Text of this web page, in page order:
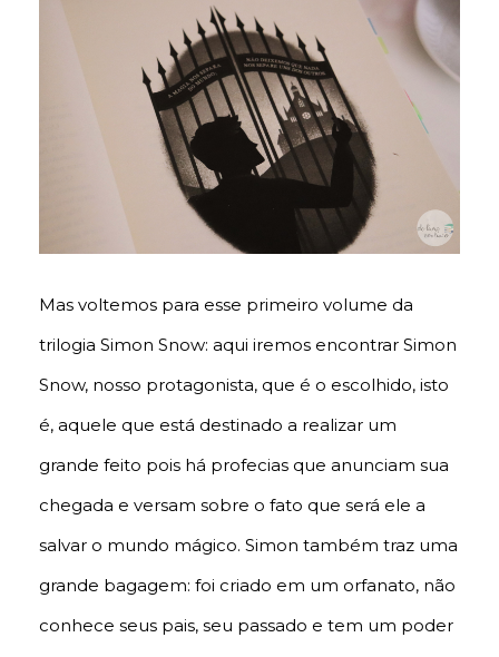
Mas voltemos para esse primeiro volume da
trilogia Simon Snow: aqui iremos encontrar Simon
Snow, nosso protagonista, que é o escolhido, isto
é, aquele que está destinado a realizar um
grande feito pois há profecias que anunciam sua
chegada e versam sobre o fato que será ele a
salvar o mundo mágico. Simon também traz uma
grande bagagem: foi criado em um orfanato, não
conhece seus pais, seu passado e tem um poder